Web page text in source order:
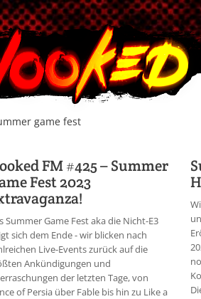
game fest
FM #425 – Summer
Fest 2023
Summer Game Fest aka die Nicht-E3
sich dem Ende - wir blicken nach
Live-Events zurück auf die
Ankündigungen und
der letzten Tage, von
of Persia über Fable bis hin zu Like a